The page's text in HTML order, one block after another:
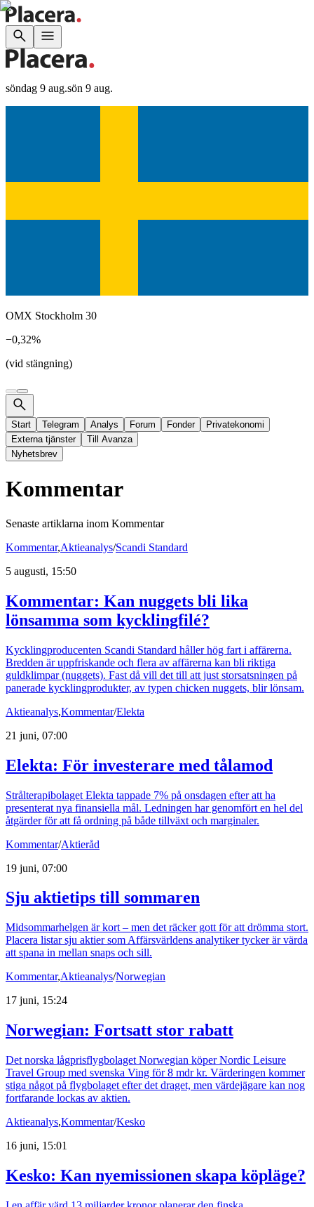
söndag 9 aug.sön 9 aug.
OMX Stockholm 30
−0,32%
(vid stängning)
Start Telegram Analys Forum Fonder
Privatekonomi
Externa tjänster
Till Avanza
Nyhetsbrev
Kommentar
Senaste artiklarna inom Kommentar
Kommentar,Aktieanalys/Scandi Standard
5 augusti, 15:50
Kommentar: Kan nuggets bli lika
lönsamma som kycklingfilé?
Kycklingproducenten Scandi Standard håller hög fart i affärerna.
Bredden är uppfriskande och flera av affärerna kan bli riktiga
guldklimpar (nuggets). Fast då vill det till att just storsatsningen på
panerade kycklingprodukter, av typen chicken nuggets, blir lönsam.
Aktieanalys,Kommentar/Elekta
21 juni, 07:00
Elekta: För investerare med tålamod
Strålterapibolaget Elekta tappade 7% på onsdagen efter att ha
presenterat nya finansiella mål. Ledningen har genomfört en hel del
åtgärder för att få ordning på både tillväxt och marginaler.
Kommentar/Aktieråd
19 juni, 07:00
Sju aktietips till sommaren
Midsommarhelgen är kort – men det räcker gott för att drömma stort.
Placera listar sju aktier som Affärsvärldens analytiker tycker är värda
att spana in mellan snaps och sill.
Kommentar,Aktieanalys/Norwegian
17 juni, 15:24
Norwegian: Fortsatt stor rabatt
Det norska lågprisflygbolaget Norwegian köper Nordic Leisure
Travel Group med svenska Ving för 8 mdr kr. Värderingen kommer
stiga något på flygbolaget efter det draget, men värdejägare kan nog
fortfarande lockas av aktien.
Aktieanalys,Kommentar/Kesko
16 juni, 15:01
Kesko: Kan nyemissionen skapa köpläge?